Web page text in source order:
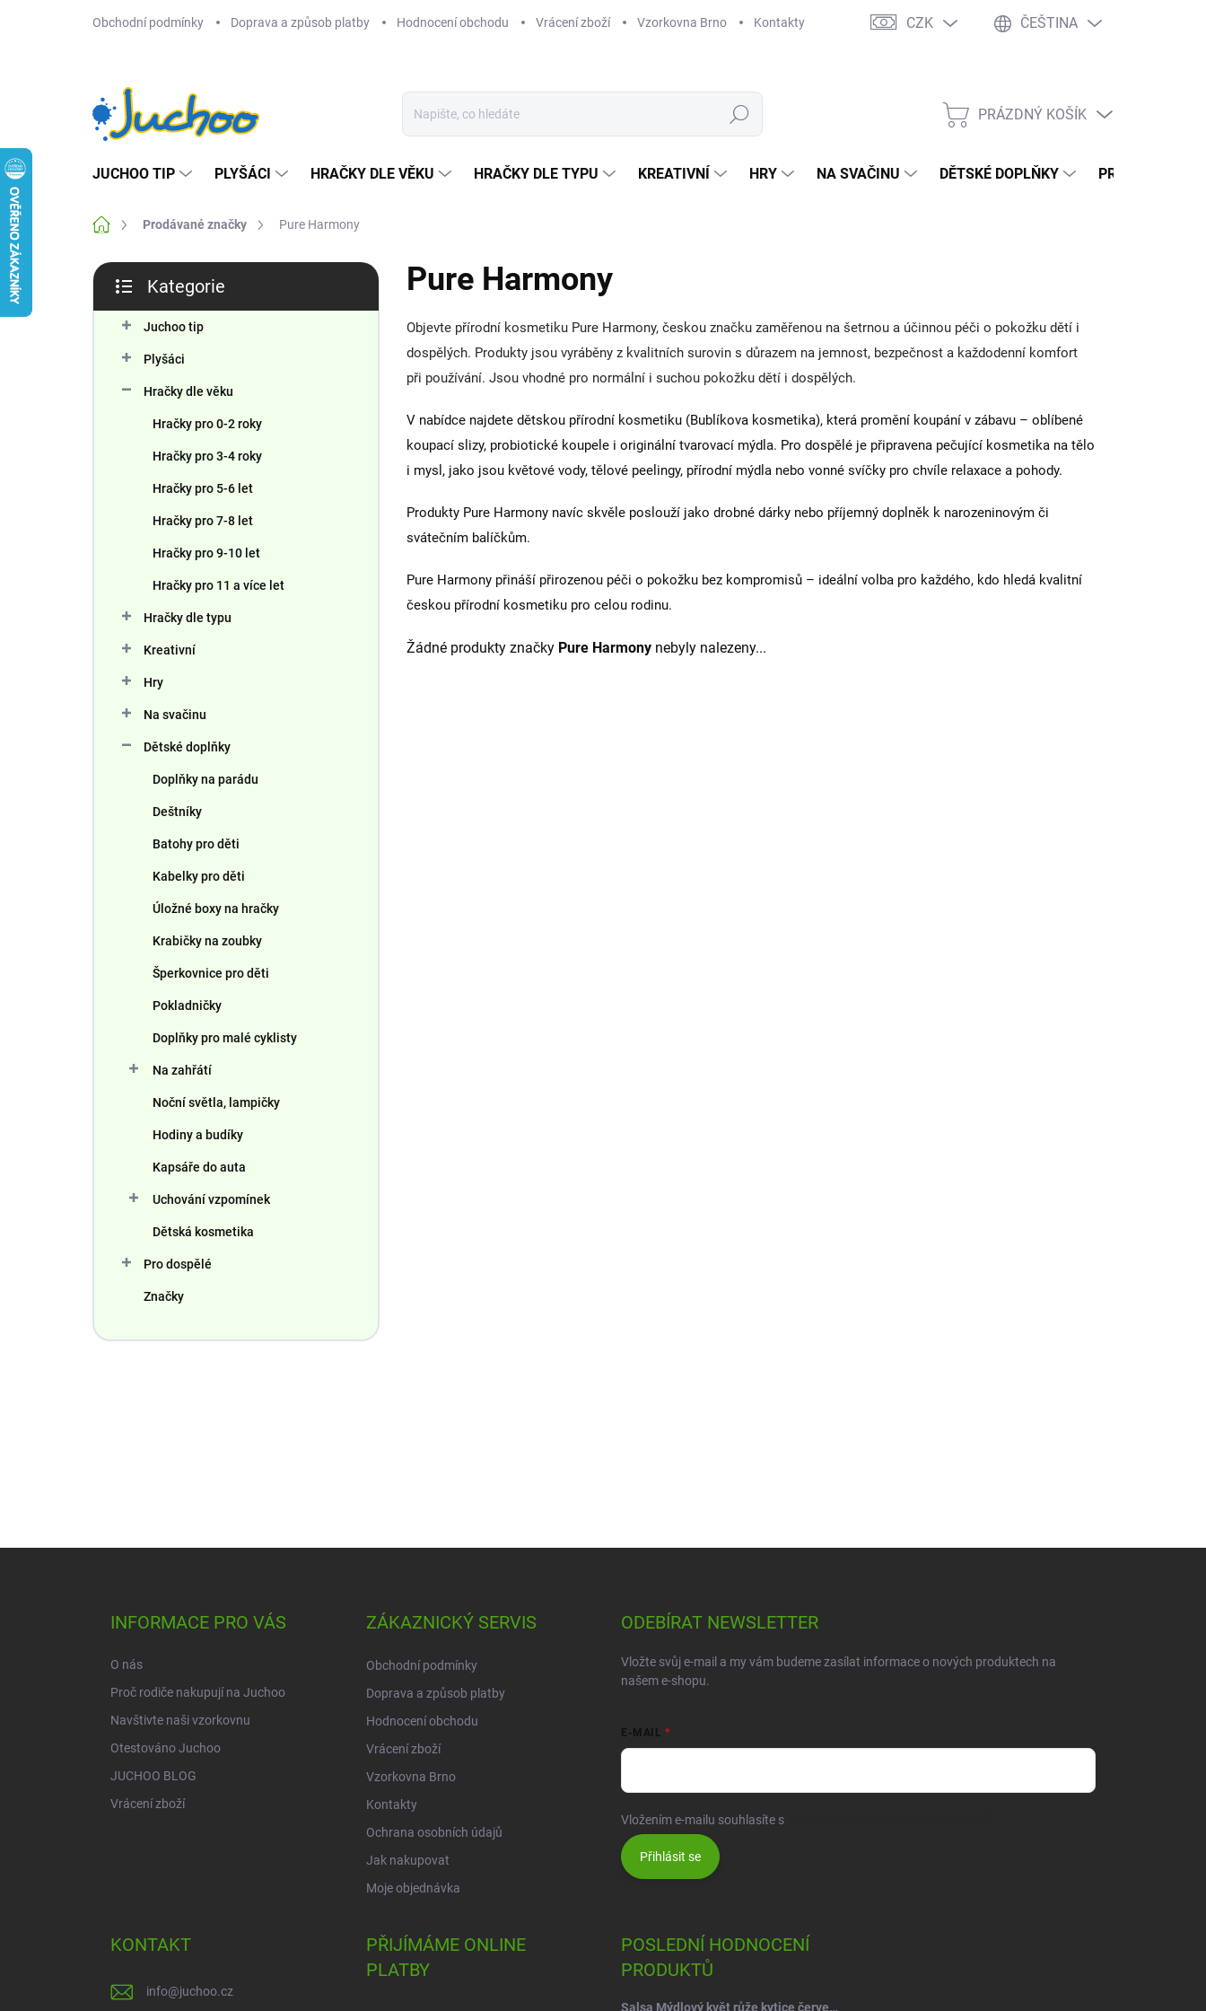
Obchodní podmínky Doprava a způsob platby Hodnocení obchodu Vrácení zboží Vzorkovna Brno Kontakty Ochrana osobních údajů Jak nakupovat
CZK ČEŠTINA
Hledat
NÁKUPNÍ
PRÁZDNÝ KOŠÍK
JUCHOO TIP PLYŠÁCI HRAČKY DLE VĚKU HRAČKY DLE TYPU KREATIVNÍ HRY NA SVAČINU DĚTSKÉ DOPLŇKY PRO DOSPĚLÉ
Domů Prodávané značky Pure Harmony
P
s
kategorie
Kategorie
Juchoo tip
Plyšáci
Hračky dle věku
Hračky pro 0-2 roky
Hračky pro 3-4 roky
Hračky pro 5-6 let
Hračky pro 7-8 let
Hračky pro 9-10 let
Hračky pro 11 a více let
Hračky dle typu
Kreativní
Hry
Na svačinu
Dětské doplňky
Doplňky na parádu
Deštníky
Batohy pro děti
Kabelky pro děti
Úložné boxy na hračky
Krabičky na zoubky
Šperkovnice pro děti
Pokladničky
Doplňky pro malé cyklisty
Na zahřátí
Noční světla, lampičky
Hodiny a budíky
Kapsáře do auta
Uchování vzpomínek
Dětská kosmetika
Pro dospělé
Značky
Pure Harmony
Objevte přírodní kosmetiku Pure Harmony, českou značku zaměřenou na šetrnou a účinnou péči o pokožku dětí i
dospělých. Produkty jsou vyráběny z kvalitních surovin s důrazem na jemnost, bezpečnost a každodenní komfort
při používání. Jsou vhodné pro normální i suchou pokožku dětí i dospělých.
V nabídce najdete dětskou přírodní kosmetiku (Bublíkova kosmetika), která promění koupání v zábavu – oblíbené
koupací slizy, probiotické koupele i originální tvarovací mýdla. Pro dospělé je připravena pečující kosmetika na tělo
i mysl, jako jsou květové vody, tělové peelingy, přírodní mýdla nebo vonné svíčky pro chvíle relaxace a pohody.
Produkty Pure Harmony navíc skvěle poslouží jako drobné dárky nebo příjemný doplněk k narozeninovým či
svátečním balíčkům.
Pure Harmony přináší přirozenou péči o pokožku bez kompromisů – ideální volba pro každého, kdo hledá kvalitní
českou přírodní kosmetiku pro celou rodinu.
Žádné produkty značky Pure Harmony nebyly nalezeny...
INFORMACE PRO VÁS
O nás
Proč rodiče nakupují na Juchoo
Navštivte naši vzorkovnu
Otestováno Juchoo
JUCHOO BLOG
Vrácení zboží
ZÁKAZNICKÝ SERVIS
Obchodní podmínky
Doprava a způsob platby
Hodnocení obchodu
Vrácení zboží
Vzorkovna Brno
Kontakty
Ochrana osobních údajů
Jak nakupovat
Moje objednávka
ODEBÍRAT NEWSLETTER
Vložte svůj e-mail a my vám budeme zasílat informace o nových produktech na
našem e-shopu.
E-MAIL
Vložením e-mailu souhlasíte s
Přihlásit se
KONTAKT
info@juchoo.cz
PŘIJÍMÁME ONLINE
PLATBY
POSLEDNÍ HODNOCENÍ
PRODUKTŮ
Salsa Mýdlový květ růže kytice červená-vínová